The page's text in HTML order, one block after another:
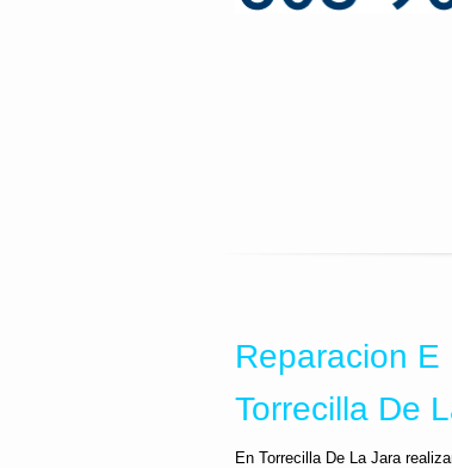
Reparacion
Torrecilla De
En Torrecilla De La Jara